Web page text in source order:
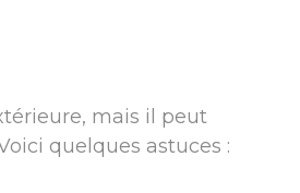
mais il peut
quelques astuces :